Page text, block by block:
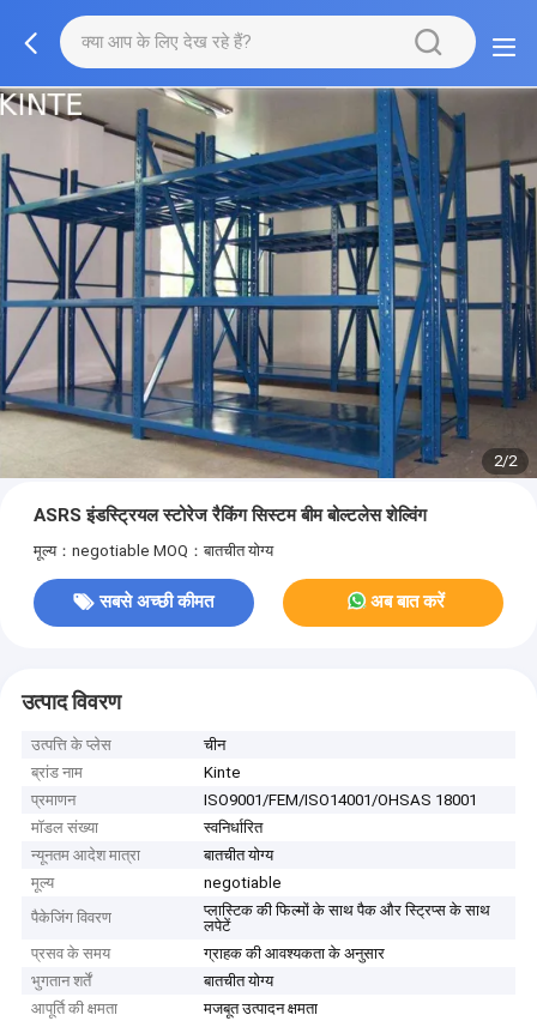
2/2
ASRS इंडस्ट्रियल स्टोरेज रैकिंग सिस्टम बीम बोल्टलेस शेल्विंग
मूल्य：negotiable MOQ：बातचीत योग्य
सबसे अच्छी कीमत अब बात करें
उत्पाद विवरण
उत्पत्ति के प्लेस
चीन
ब्रांड नाम
Kinte
प्रमाणन
ISO9001/FEM/ISO14001/OHSAS 18001
मॉडल संख्या
स्वनिर्धारित
न्यूनतम आदेश मात्रा
बातचीत योग्य
मूल्य
negotiable
पैकेजिंग विवरण
प्लास्टिक की फिल्मों के साथ पैक और स्ट्रिप्स के साथ
लपेटें
प्रसव के समय
ग्राहक की आवश्यकता के अनुसार
भुगतान शर्तें
बातचीत योग्य
आपूर्ति की क्षमता
मजबूत उत्पादन क्षमता